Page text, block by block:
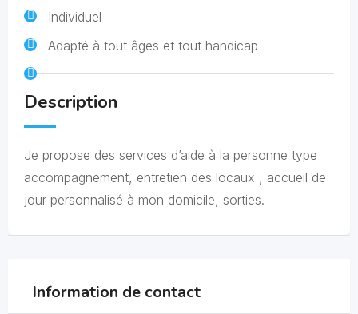
Individuel
Adapté à tout âges et tout handicap
Description
Je propose des services d’aide à la personne type
accompagnement, entretien des locaux , accueil de
jour personnalisé à mon domicile, sorties.
Information de contact